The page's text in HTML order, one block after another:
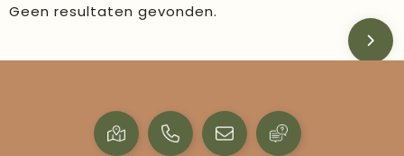
Geen resultaten gevonden.